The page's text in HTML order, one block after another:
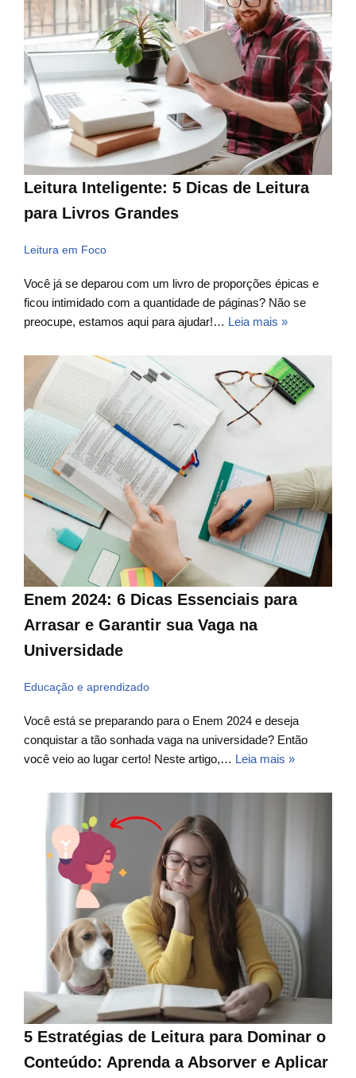
Leitura Inteligente: 5 Dicas de Leitura
para Livros Grandes
Leitura em Foco
Você já se deparou com um livro de proporções épicas e
ficou intimidado com a quantidade de páginas? Não se
preocupe, estamos aqui para ajudar!… Leia mais »
Enem 2024: 6 Dicas Essenciais para
Arrasar e Garantir sua Vaga na
Universidade
Educação e aprendizado
Você está se preparando para o Enem 2024 e deseja
conquistar a tão sonhada vaga na universidade? Então
você veio ao lugar certo! Neste artigo,… Leia mais »
5 Estratégias de Leitura para Dominar o
Conteúdo: Aprenda a Absorver e Aplicar